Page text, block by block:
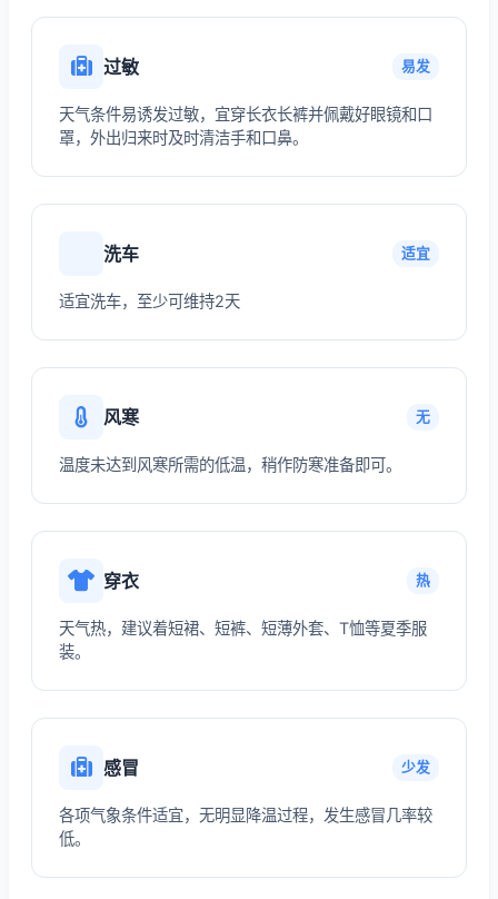
过敏 易发
天气条件易诱发过敏，宜穿长衣长裤并佩戴好眼镜和口
罩，外出归来时及时清洁手和口鼻。
洗车 适宜
适宜洗车，至少可维持2天
风寒 无
温度未达到风寒所需的低温，稍作防寒准备即可。
穿衣 热
天气热，建议着短裙、短裤、短薄外套、T恤等夏季服
装。
感冒 少发
各项气象条件适宜，无明显降温过程，发生感冒几率较
低。